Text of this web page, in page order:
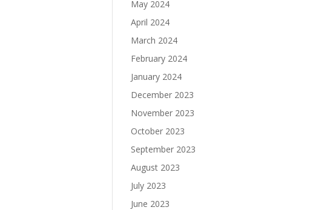
May 2024
April 2024
March 2024
February 2024
January 2024
December 2023
November 2023
October 2023
September 2023
August 2023
July 2023
June 2023